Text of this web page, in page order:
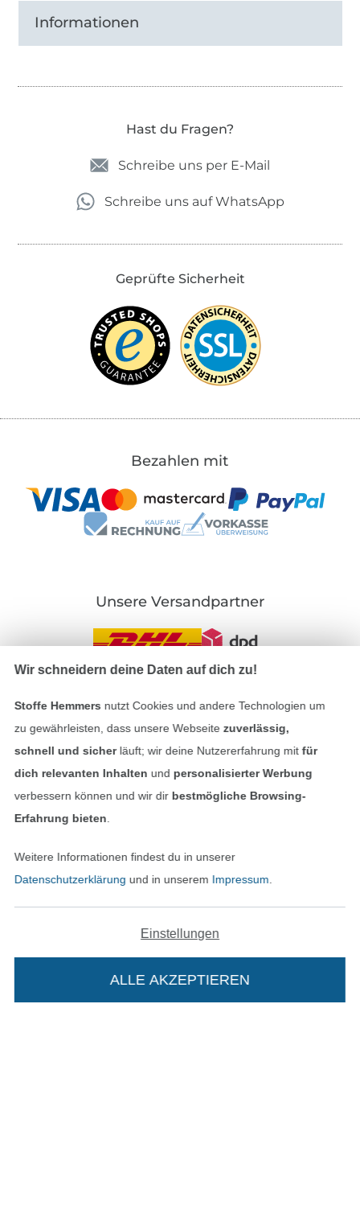
Informationen
Hast du Fragen?
Schreibe uns per E-Mail
Schreibe uns auf WhatsApp
Geprüfte Sicherheit
Bezahlen mit
Unsere Versandpartner
Impressum
AGB
Widerrufsrecht
In den deutschen Shop wechseln (aktuell
Wir schneidern deine Daten auf dich zu!
Stoffe Hemmers nutzt Cookies und andere Technologien um
zu gewährleisten, dass unsere Webseite zuverlässig,
schnell und sicherläuft; wir deine Nutzererfahrung mitfür
dich relevanten Inhalten und personalisierter Werbung
verbessern können und wir dir bestmögliche Browsing-
Erfahrung bieten
Weitere Informationen findest du in unserer
Datenschutzerklärung und in unserem Impressum
Einstellungen
ALLE AKZEPTIEREN